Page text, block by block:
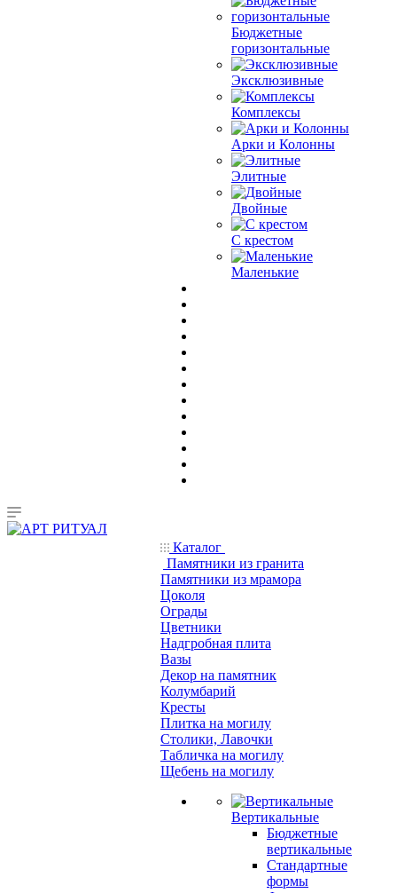
Бюджетные
горизонтальные
Эксклюзивные
Комплексы
Арки и Колонны
Элитные
Двойные
С крестом
Маленькие
Каталог
Памятники из гранита
Памятники из мрамора
Цоколя
Ограды
Цветники
Надгробная плита
Вазы
Декор на памятник
Колумбарий
Кресты
Плитка на могилу
Столики, Лавочки
Табличка на могилу
Щебень на могилу
Вертикальные
Бюджетные
вертикальные
Стандартные
формы